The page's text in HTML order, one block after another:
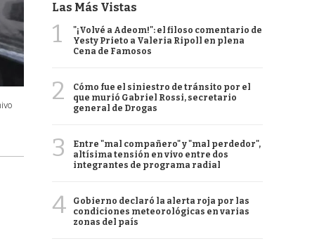
Las Más Vistas
1
"¡Volvé a Adeom!": el filoso comentario de
Yesty Prieto a Valeria Ripoll en plena
Cena de Famosos
2
Cómo fue el siniestro de tránsito por el
que murió Gabriel Rossi, secretario
general de Drogas
3
Entre "mal compañero" y "mal perdedor",
altísima tensión en vivo entre dos
integrantes de programa radial
4
Gobierno declaró la alerta roja por las
condiciones meteorológicas en varias
zonas del país